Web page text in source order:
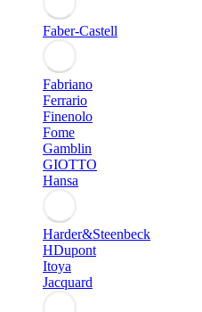
Faber-Castell
Fabriano
Ferrario
Finenolo
Fome
Gamblin
GIOTTO
Hansa
Harder&Steenbeck
HDupont
Itoya
Jacquard